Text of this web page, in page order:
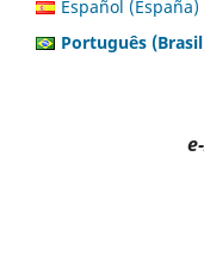
Español (España)
Português